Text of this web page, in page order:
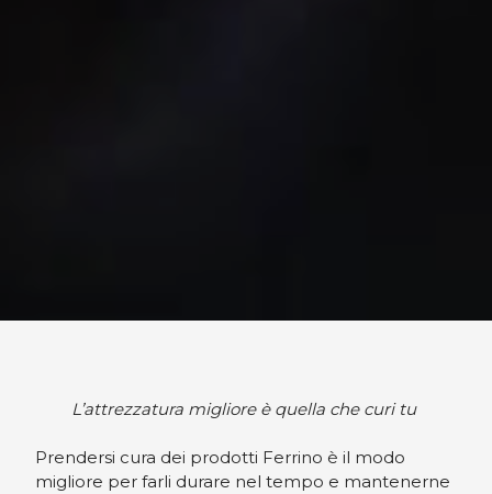
L’attrezzatura migliore è quella che curi tu
Prendersi cura dei prodotti Ferrino è il modo
migliore per farli durare nel tempo e mantenerne